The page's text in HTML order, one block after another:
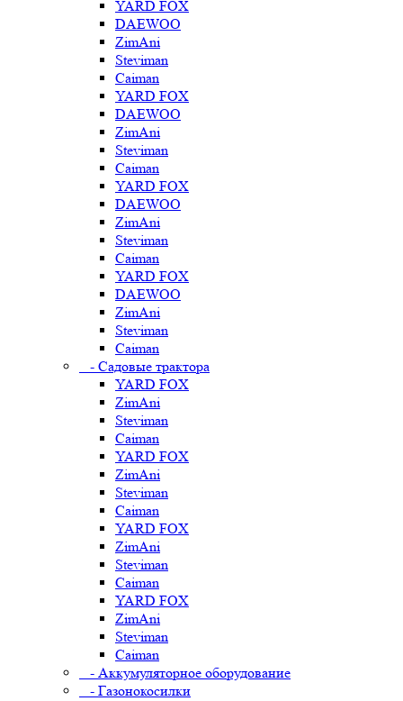
YARD FOX
DAEWOO
ZimAni
Steviman
Caiman
YARD FOX
DAEWOO
ZimAni
Steviman
Caiman
YARD FOX
DAEWOO
ZimAni
Steviman
Caiman
YARD FOX
DAEWOO
ZimAni
Steviman
Caiman
- Садовые трактора
YARD FOX
ZimAni
Steviman
Caiman
YARD FOX
ZimAni
Steviman
Caiman
YARD FOX
ZimAni
Steviman
Caiman
YARD FOX
ZimAni
Steviman
Caiman
- Аккумуляторное оборудование
- Газонокосилки